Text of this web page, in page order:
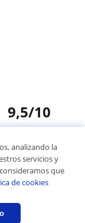
9,5/10
analizando la
servicios y
que
de cookies